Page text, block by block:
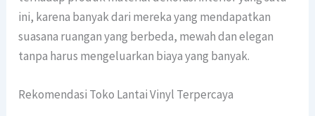
ini, karena banyak dari mereka yang mendapatkan
suasana ruangan yang berbeda, mewah dan elegan
tanpa harus mengeluarkan biaya yang banyak.
Rekomendasi Toko Lantai Vinyl Terpercaya